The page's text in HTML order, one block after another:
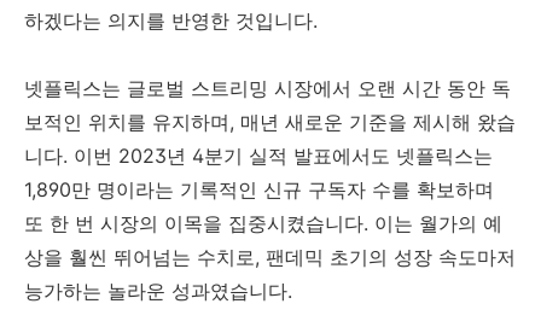
하겠다는 의지를 반영한 것입니다.
넷플릭스는 글로벌 스트리밍 시장에서 오랜 시간 동안 독
보적인 위치를 유지하며, 매년 새로운 기준을 제시해 왔습
니다. 이번 2023년 4분기 실적 발표에서도 넷플릭스는
1,890만 명이라는 기록적인 신규 구독자 수를 확보하며
또 한 번 시장의 이목을 집중시켰습니다. 이는 월가의 예
상을 훨씬 뛰어넘는 수치로, 팬데믹 초기의 성장 속도마저
능가하는 놀라운 성과였습니다.